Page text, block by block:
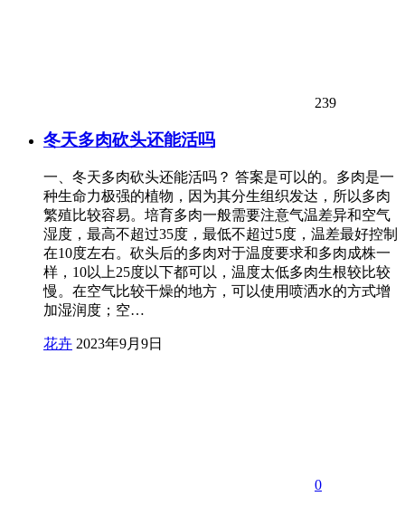
239
冬天多肉砍头还能活吗
一、冬天多肉砍头还能活吗？ 答案是可以的。多肉是一
种生命力极强的植物，因为其分生组织发达，所以多肉
繁殖比较容易。培育多肉一般需要注意气温差异和空气
湿度，最高不超过35度，最低不超过5度，温差最好控制
在10度左右。砍头后的多肉对于温度要求和多肉成株一
样，10以上25度以下都可以，温度太低多肉生根较比较
慢。在空气比较干燥的地方，可以使用喷洒水的方式增
加湿润度；空…
花卉 2023年9月9日
0